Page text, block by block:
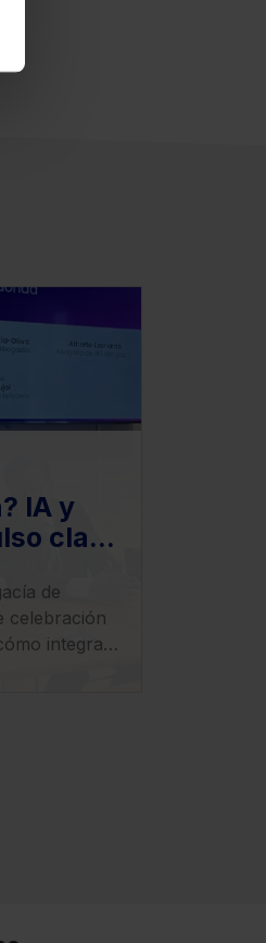
IA y
clave
de
celebración
integrar